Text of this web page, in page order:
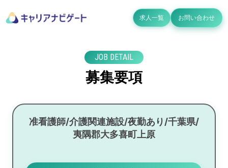
求人一覧 お問い合わせ
JOB DETAIL
募集要項
准看護師/介護関連施設/夜勤あり/千葉県/
夷隅郡大多喜町上原